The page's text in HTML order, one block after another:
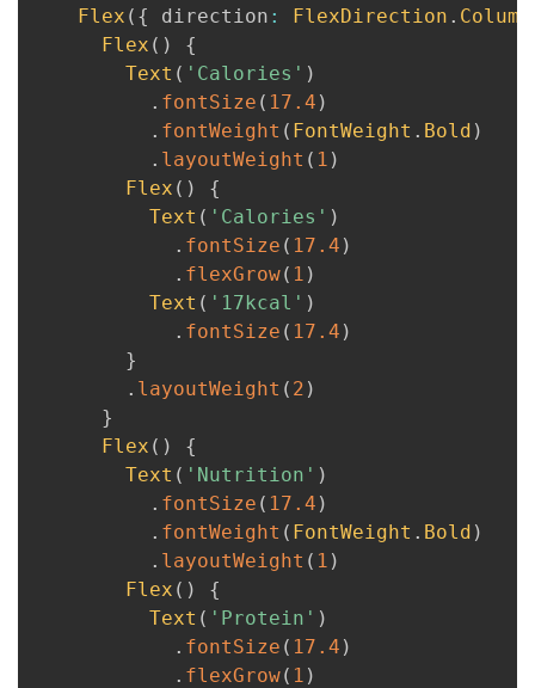
Flex ( { direction : FlexDirection . Column
Flex ( )
{
Text ( 'Calories' )
. fontSize ( 17.4 )
. fontWeight ( FontWeight . Bold )
. layoutWeight ( 1 )
Flex ( )
{
Text ( 'Calories' )
. fontSize ( 17.4 )
. flexGrow( 1 )
Text ( '17kcal' )
. fontSize ( 17.4 )
}
. layoutWeight ( 2 )
}
Flex ( )
{
Text ( 'Nutrition' )
. fontSize ( 17.4 )
. fontWeight ( FontWeight . Bold )
. layoutWeight ( 1 )
Flex ( )
{
Text ( 'Protein' )
. fontSize ( 17.4 )
. flexGrow( 1 )